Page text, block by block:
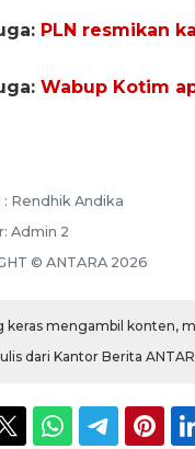
PLN resmikan
Wabup Kotim
Rendhik Andika
Admin 2
© ANTARA 2026
keras mengambil konten,
dari Kantor Berita